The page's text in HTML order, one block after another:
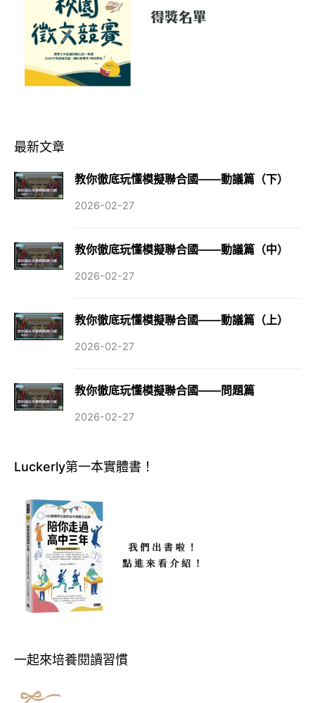
最新文章
教你徹底玩懂模擬聯合國——動議篇（下）
2026-02-27
教你徹底玩懂模擬聯合國——動議篇（中）
2026-02-27
教你徹底玩懂模擬聯合國——動議篇（上）
2026-02-27
教你徹底玩懂模擬聯合國——問題篇
2026-02-27
Luckerly第一本實體書！
一起來培養閱讀習慣